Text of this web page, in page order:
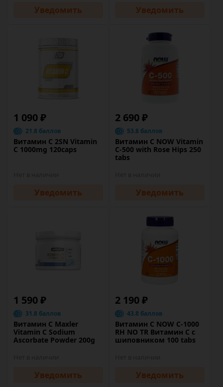
Уведомить Уведомить
1 090 ₽
21.8 баллов
Витамин C 2SN Vitamin
C 1000mg 120caps
Уведомить
2 690 ₽
53.8 баллов
Витамин C NOW Vitamin
C-500 with Rose Hips 250
tabs
Уведомить
1 590 ₽
31.8 баллов
Витамин C Maxler
Vitamin C Sodium
Ascorbate Powder 200g
Уведомить
2 190 ₽
43.8 баллов
Витамин C NOW C-1000
RH NO TR Витамин С с
шиповником 100 tabs
Уведомить